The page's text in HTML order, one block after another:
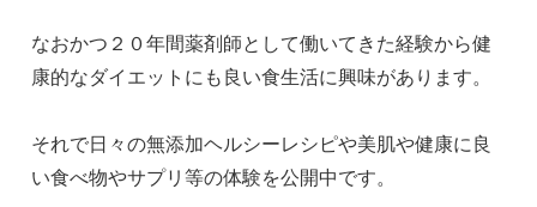
なおかつ２０年間薬剤師として働いてきた経験から健
康的なダイエットにも良い食生活に興味があります。
それで日々の無添加ヘルシーレシピや美肌や健康に良
い食べ物やサプリ等の体験を公開中です。